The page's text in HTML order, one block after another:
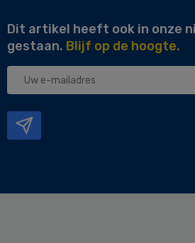
Dit artikel heeft ook in onze
gestaan. Blijf op de hoogte.
Uw